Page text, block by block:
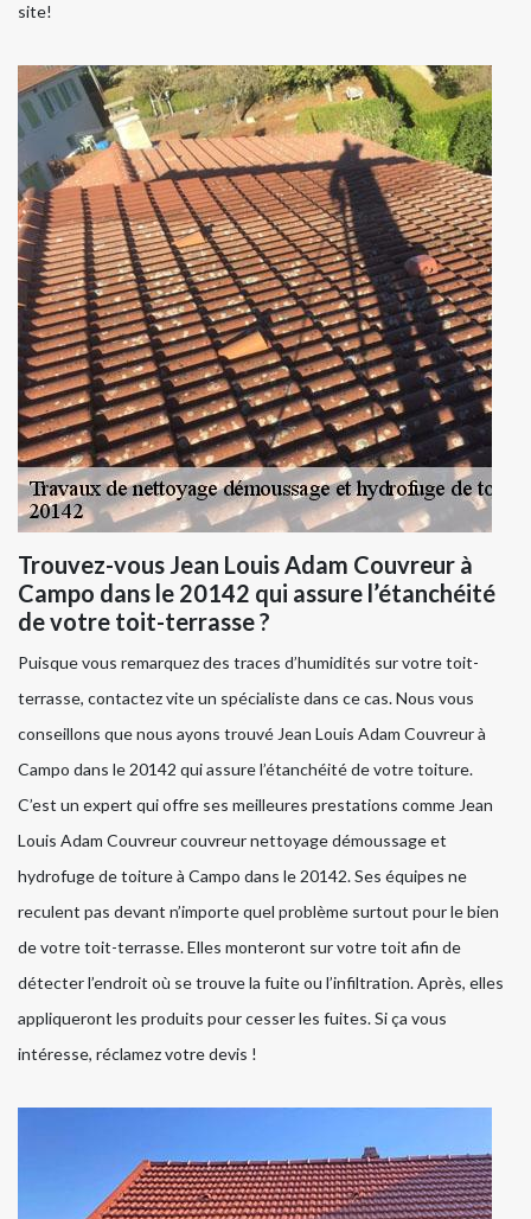
site!
Trouvez-vous Jean Louis Adam Couvreur à
Campo dans le 20142 qui assure l’étanchéité
de votre toit-terrasse ?
Puisque vous remarquez des traces d’humidités sur votre toit-
terrasse, contactez vite un spécialiste dans ce cas. Nous vous
conseillons que nous ayons trouvé Jean Louis Adam Couvreur à
Campo dans le 20142 qui assure l’étanchéité de votre toiture.
C’est un expert qui offre ses meilleures prestations comme Jean
Louis Adam Couvreur couvreur nettoyage démoussage et
hydrofuge de toiture à Campo dans le 20142. Ses équipes ne
reculent pas devant n’importe quel problème surtout pour le bien
de votre toit-terrasse. Elles monteront sur votre toit afin de
détecter l’endroit où se trouve la fuite ou l’infiltration. Après, elles
appliqueront les produits pour cesser les fuites. Si ça vous
intéresse, réclamez votre devis !